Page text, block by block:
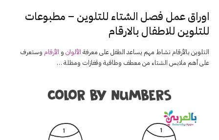
اوراق عمل فصل الشتاء للتلوين – مطبوعات
للتلوين للاطفال بالارقام
التلوين بالأرقام نشاط مهم يساعد الطفل على معرفة الألوان و الأرقام وستعرف
على أهم ملابس الشتاء من معطف وطاقية وقفازات ومظلة …